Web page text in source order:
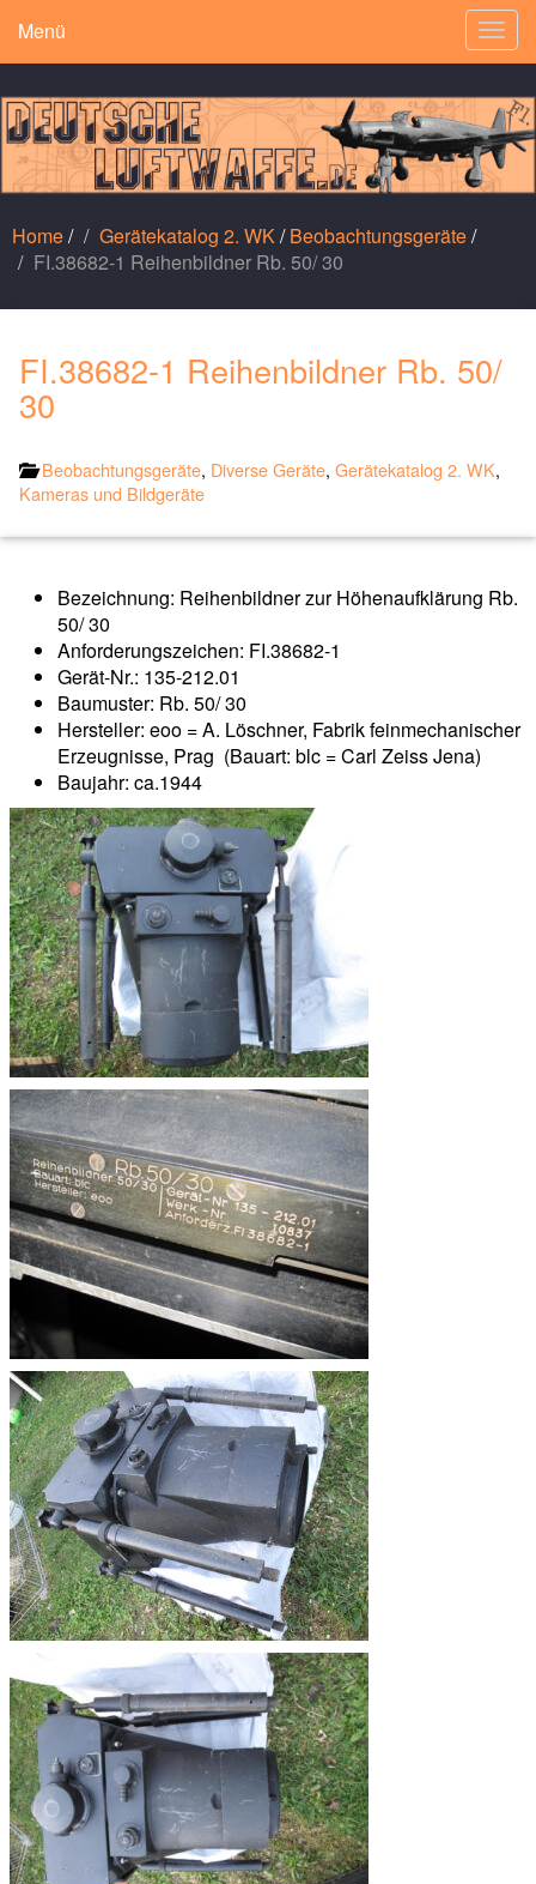
Menü
Home/ Gerätekatalog 2. WK/Beobachtungsgeräte/
FI.38682-1 Reihenbildner Rb. 50/ 30
FI.38682-1 Reihenbildner Rb. 50/
30
Beobachtungsgeräte, Diverse Geräte, Gerätekatalog 2. WK,
Kameras und Bildgeräte
Bezeichnung: Reihenbildner zur Höhenaufklärung Rb.
50/ 30
Anforderungszeichen: FI.38682-1
Gerät-Nr.: 135-212.01
Baumuster: Rb. 50/ 30
Hersteller: eoo = A. Löschner, Fabrik feinmechanischer
Erzeugnisse, Prag (Bauart: blc = Carl Zeiss Jena)
Baujahr: ca.1944